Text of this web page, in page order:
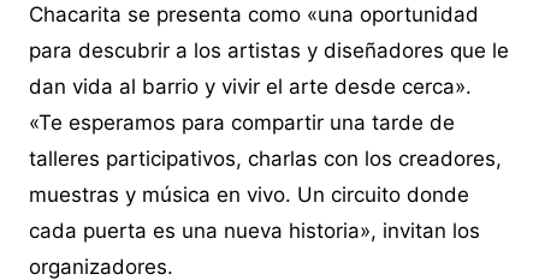
Chacarita se presenta como «una oportunidad
para descubrir a los artistas y diseñadores que le
dan vida al barrio y vivir el arte desde cerca».
«Te esperamos para compartir una tarde de
talleres participativos, charlas con los creadores,
muestras y música en vivo. Un circuito donde
cada puerta es una nueva historia», invitan los
organizadores.